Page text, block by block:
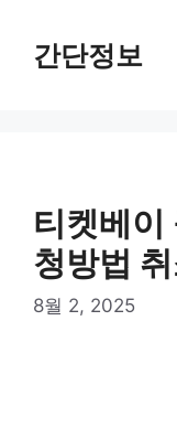
간단정보
티켓베이
청방법
8월 2, 2025